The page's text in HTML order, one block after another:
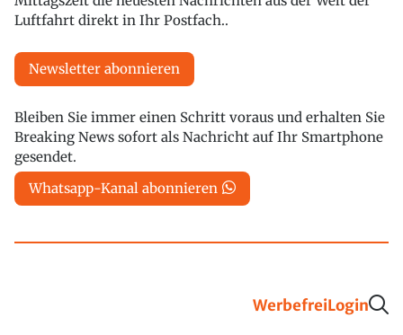
Luftfahrt direkt in Ihr Postfach..
Newsletter abonnieren
Bleiben Sie immer einen Schritt voraus und erhalten Sie
Breaking News sofort als Nachricht auf Ihr Smartphone
gesendet.
Whatsapp-Kanal abonnieren
WerbefreiLogin